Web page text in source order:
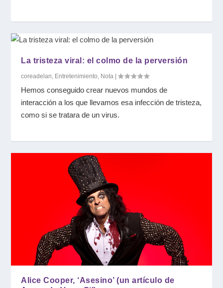
La tristeza viral: el colmo de la perversión
coreadelan Entretenimiento Nota |
Hemos conseguido crear nuevos mundos de
interacción a los que llevamos esa infección de tristeza,
como si se tratara de un virus.
Alice Cooper, ‘Asesino’ (un artículo de